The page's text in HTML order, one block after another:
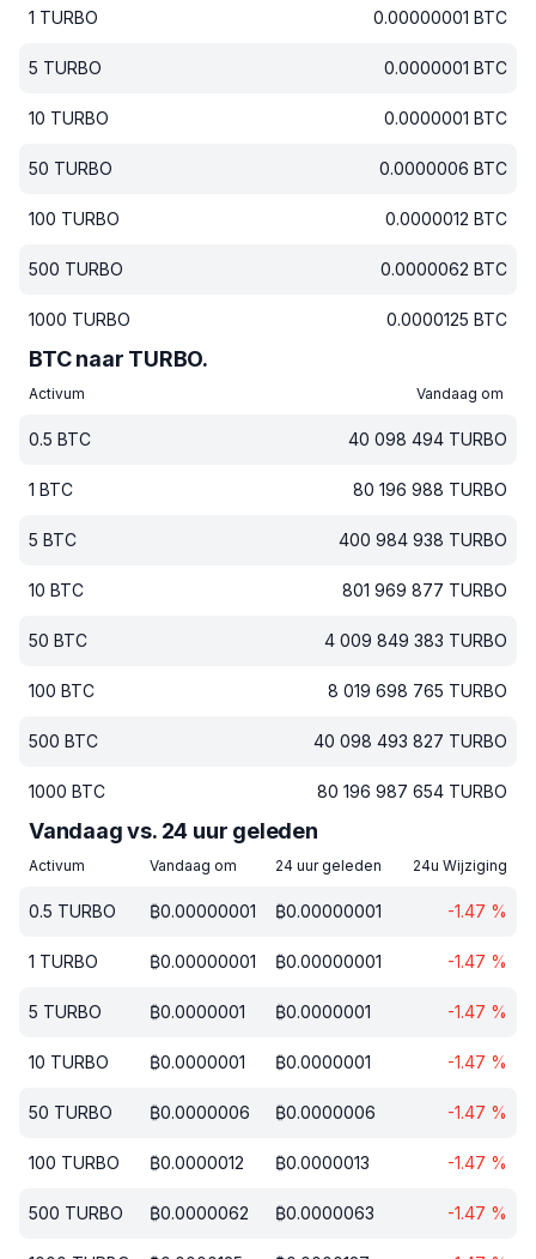
1 TURBO 0.00000001 BTC
5 TURBO 0.0000001 BTC
10 TURBO 0.0000001 BTC
50 TURBO 0.0000006 BTC
100 TURBO 0.0000012 BTC
500 TURBO 0.0000062 BTC
1000 TURBO 0.0000125 BTC
BTC naar TURBO.
Activum Vandaag om
0.5 BTC 40 098 494 TURBO
1 BTC 80 196 988 TURBO
5 BTC 400 984 938 TURBO
10 BTC 801 969 877 TURBO
50 BTC 4 009 849 383 TURBO
100 BTC 8 019 698 765 TURBO
500 BTC 40 098 493 827 TURBO
1000 BTC 80 196 987 654 TURBO
Vandaag vs. 24 uur geleden
Activum Vandaag om 24 uur geleden 24u Wijziging
0.5 TURBO ₿0.00000001 ₿0.00000001 -1.47 %
1 TURBO ₿0.00000001 ₿0.00000001 -1.47 %
5 TURBO ₿0.0000001 ₿0.0000001 -1.47 %
10 TURBO ₿0.0000001 ₿0.0000001 -1.47 %
50 TURBO ₿0.0000006 ₿0.0000006 -1.47 %
100 TURBO ₿0.0000012 ₿0.0000013 -1.47 %
500 TURBO ₿0.0000062 ₿0.0000063 -1.47 %